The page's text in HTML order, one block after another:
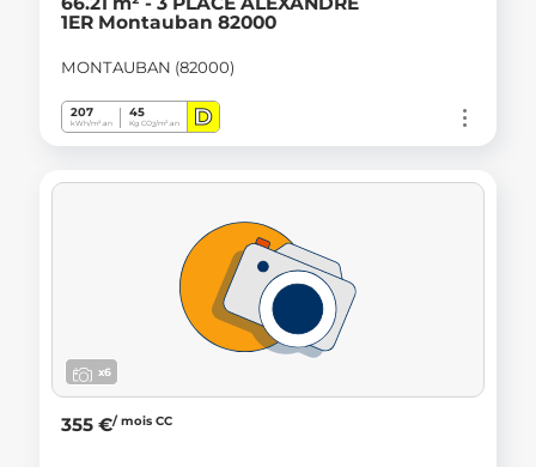
1ER Montauban 82000
MONTAUBAN (82000)
207
kWh/m².an
45
Kg CO2/m².an D
x6
355 €/ mois CC